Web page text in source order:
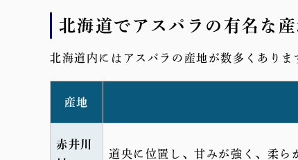
北海道でアスパラの有名な産
北海道内にはアスパラの産地が数多くあり
産地
赤井川
道央に位置し、甘みが強く、柔ら